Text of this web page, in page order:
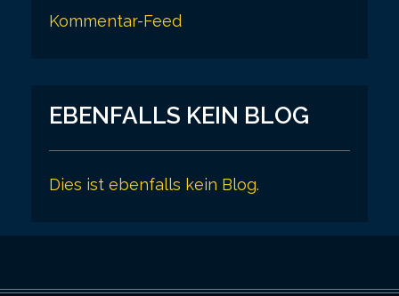
Kommentar-Feed
EBENFALLS KEIN BLOG
Dies ist ebenfalls kein Blog.